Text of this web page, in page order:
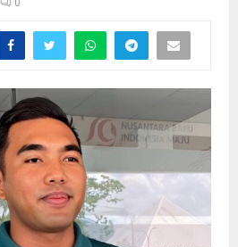
0